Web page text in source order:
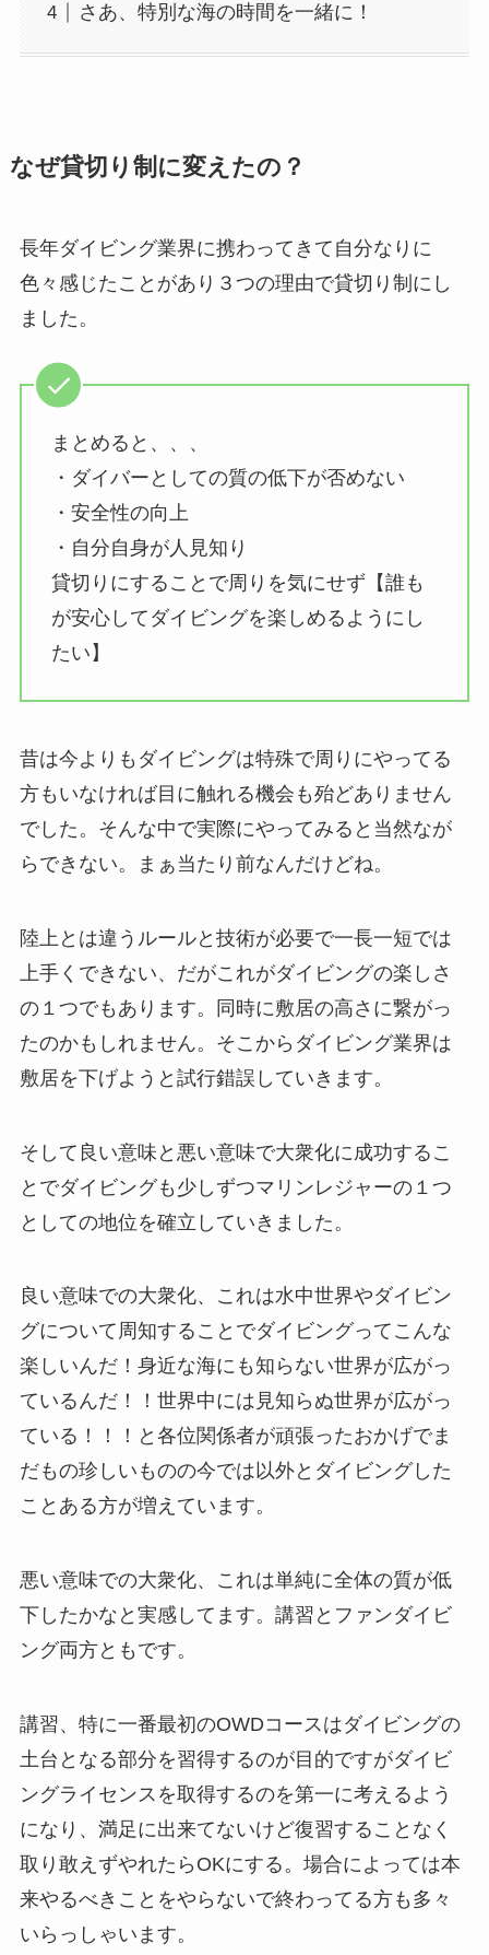
さあ、特別な海の時間を一緒に！
なぜ貸切り制に変えたの？
長年ダイビング業界に携わってきて自分なりに
色々感じたことがあり３つの理由で貸切り制にし
ました。
まとめると、、、
・ダイバーとしての質の低下が否めない
・安全性の向上
・自分自身が人見知り
貸切りにすることで周りを気にせず【誰も
が安心してダイビングを楽しめるようにし
たい】
昔は今よりもダイビングは特殊で周りにやってる
方もいなければ目に触れる機会も殆どありません
でした。そんな中で実際にやってみると当然なが
らできない。まぁ当たり前なんだけどね。
陸上とは違うルールと技術が必要で一長一短では
上手くできない、だがこれがダイビングの楽しさ
の１つでもあります。同時に敷居の高さに繋がっ
たのかもしれません。そこからダイビング業界は
敷居を下げようと試行錯誤していきます。
そして良い意味と悪い意味で大衆化に成功するこ
とでダイビングも少しずつマリンレジャーの１つ
としての地位を確立していきました。
良い意味での大衆化、これは水中世界やダイビン
グについて周知することでダイビングってこんな
楽しいんだ！身近な海にも知らない世界が広がっ
ているんだ！！世界中には見知らぬ世界が広がっ
ている！！！と各位関係者が頑張ったおかげでま
だもの珍しいものの今では以外とダイビングした
ことある方が増えています。
悪い意味での大衆化、これは単純に全体の質が低
下したかなと実感してます。講習とファンダイビ
ング両方ともです。
講習、特に一番最初のOWDコースはダイビングの
土台となる部分を習得するのが目的ですがダイビ
ングライセンスを取得するのを第一に考えるよう
になり、満足に出来てないけど復習することなく
取り敢えずやれたらOKにする。場合によっては本
来やるべきことをやらないで終わってる方も多々
いらっしゃいます。